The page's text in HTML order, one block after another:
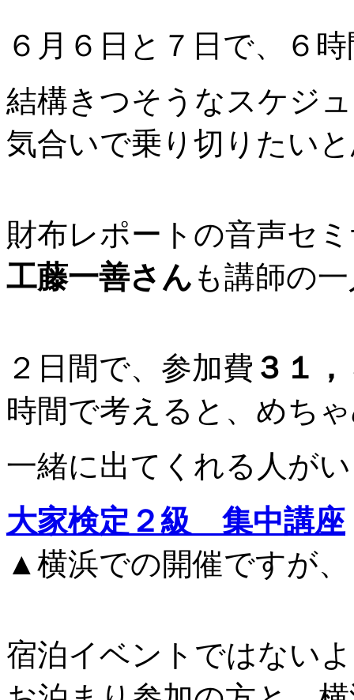
６月６日と７日で、６
結構きつそうなスケジ
気合いで乗り切りたい
財布レポートの音声セ
工藤一善さん も講師の
２日間で、参加費 ３１
時間で考えると、めち
一緒に出てくれる人が
大家検定２級 集中講座
▲横浜での開催ですが
宿泊イベントではない